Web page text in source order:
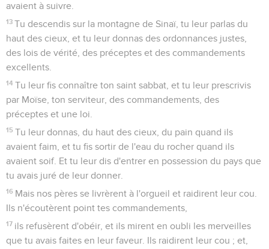
avaient à suivre.
13 Tu descendis sur la montagne de Sinaï, tu leur parlas du
haut des cieux, et tu leur donnas des ordonnances justes,
des lois de vérité, des préceptes et des commandements
excellents.
14 Tu leur fis connaître ton saint sabbat, et tu leur prescrivis
par Moïse, ton serviteur, des commandements, des
préceptes et une loi.
15 Tu leur donnas, du haut des cieux, du pain quand ils
avaient faim, et tu fis sortir de l'eau du rocher quand ils
avaient soif. Et tu leur dis d'entrer en possession du pays que
tu avais juré de leur donner.
16 Mais nos pères se livrèrent à l'orgueil et raidirent leur cou.
Ils n'écoutèrent point tes commandements,
17 ils refusèrent d'obéir, et ils mirent en oubli les merveilles
que tu avais faites en leur faveur. Ils raidirent leur cou ; et,